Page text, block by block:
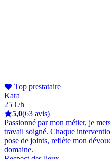
Top prestataire
Kara
25 €/h
5,0(63 avis)
Passionné par mon métier, je
travail soigné. Chaque
pose de joints, reflète mon
domaine.